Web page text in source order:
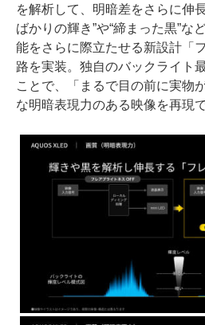
を解析して、明暗差をさらに伸
ばかりの輝き”や“締まった黒”な
能をさらに際立たせる新設計「
路を実装。独自のバックライト
ことで、「まるで目の前に実物
な明暗表現力のある映像を再現